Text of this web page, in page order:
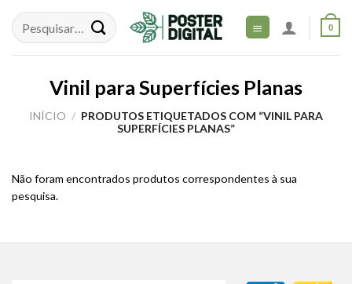
content
0
Vinil para Superfícies Planas
INÍCIO / PRODUTOS ETIQUETADOS COM “VINIL PARA
SUPERFÍCIES PLANAS”
Não foram encontrados produtos correspondentes à sua
pesquisa.